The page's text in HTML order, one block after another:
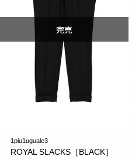
1piu1uguale3
ROYAL SLACKS［BLACK］